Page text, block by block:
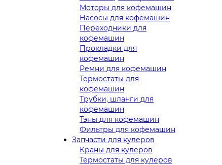
Моторы для кофемашин
Насосы для кофемашин
Переходники для
кофемашин
Прокладки для
кофемашин
Ремни для кофемашин
Термостаты для
кофемашин
Трубки, шланги для
кофемашин
Тэны для кофемашин
Фильтры для кофемашин
Запчасти для кулеров
Краны для кулеров
Термостаты для кулеров